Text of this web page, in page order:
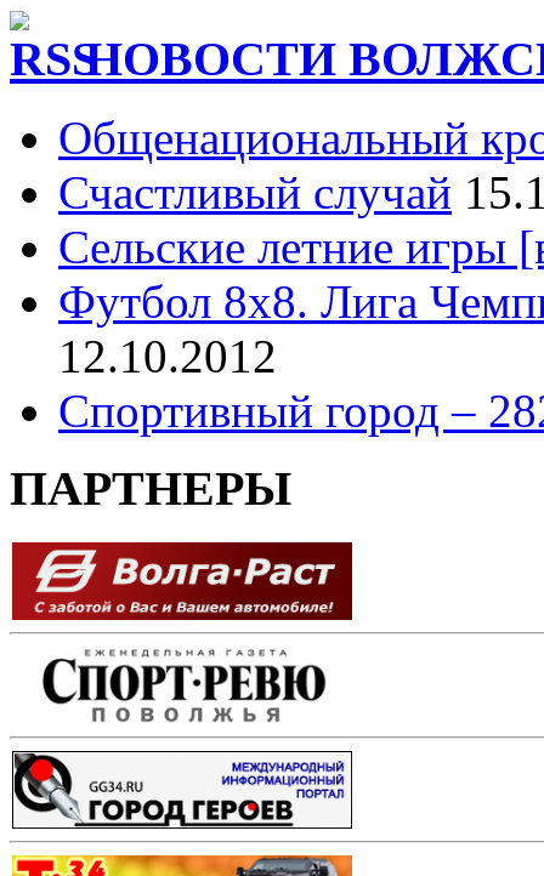
НОВОСТИ
Общенациональный
Счастливый случай
Сельские летние игры
Футбол 8х8. Лига
12.10.2012
Спортивный город –
ПАРТНЕРЫ